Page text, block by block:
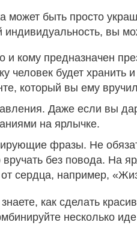
может быть просто
индивидуальность, вы
и кому предназначен
человек будет
который вы ему
Даже если вы
на ярлычке.
фразы. Не
без повода. На
сердца, например,
как сделать
несколько